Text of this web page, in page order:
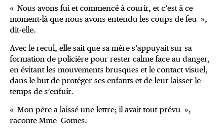
« Nous avons fui et commencé à courir, et c’est à ce
moment-là que nous avons entendu les coups de feu »,
dit-elle.
Avec le recul, elle sait que sa mère s’appuyait sur sa
formation de policière pour rester calme face au danger,
en évitant les mouvements brusques et le contact visuel,
dans le but de protéger ses enfants et de leur laisser le
temps de s’enfuir.
« Mon père a laissé une lettre; il avait tout prévu »,
raconte Mme Gomes.